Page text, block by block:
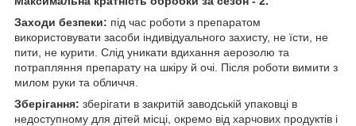
Заходи безпеки: під час роботи з препаратом
використовувати засоби індивідуального захисту, не їсти, не
пити, не курити. Слід уникати вдихання аерозолю та
потрапляння препарату на шкіру й очі. Після роботи вимити з
милом руки та обличчя.
Зберігання: зберігати в закритій заводській упаковці в
недоступному для дітей місці, окремо від харчових продуктів і